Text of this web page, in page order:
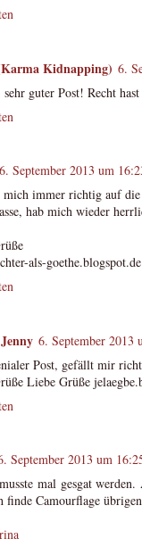
Kidnapping) 6.
sehr guter Post! Recht
6. September 2013 um
immer richtig auf
hab mich wieder
als-goethe.blogspot.de
6. September 2013
Post, gefällt mir
Liebe Grüße
September 2013 um
mal gesgat
finde Camourflage